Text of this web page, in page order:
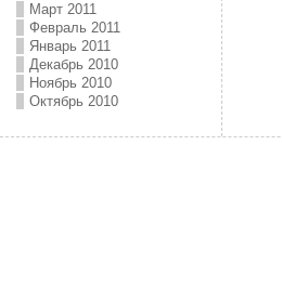
Март 2011
Февраль 2011
Январь 2011
Декабрь 2010
Ноябрь 2010
Октябрь 2010